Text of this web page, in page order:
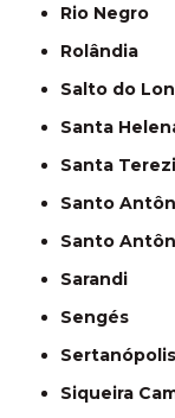
Rio Negro
Rolândia
Salto do
Santa
Santa
Santo
Santo
Sarandi
Sengés
Sertanópolis
Siqueira